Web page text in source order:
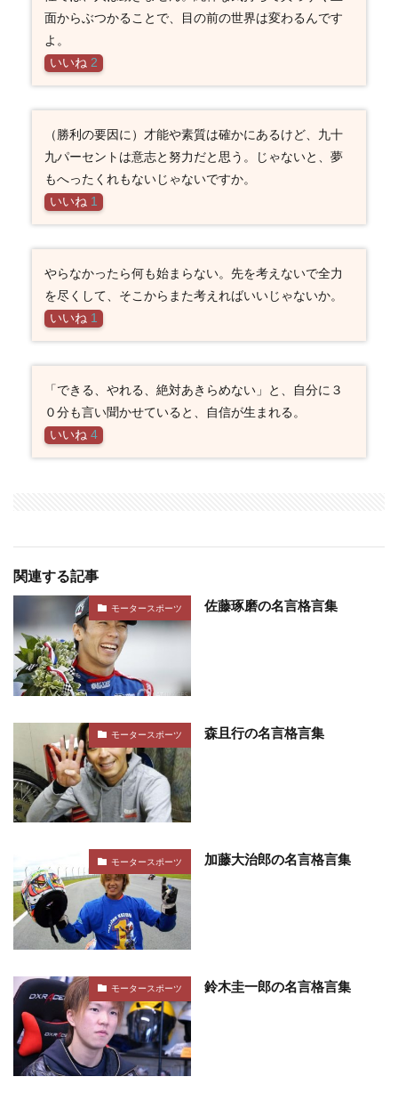
面からぶつかることで、目の前の世界は変わるんです
よ。
いいね 2
（勝利の要因に）才能や素質は確かにあるけど、九十
九パーセントは意志と努力だと思う。じゃないと、夢
もへったくれもないじゃないですか。
いいね 1
やらなかったら何も始まらない。先を考えないで全力
を尽くして、そこからまた考えればいいじゃないか。
いいね 1
「できる、やれる、絶対あきらめない」と、自分に３
０分も言い聞かせていると、自信が生まれる。
いいね 4
関連する記事
モータースポーツ 佐藤琢磨の名言格言集
モータースポーツ 森且行の名言格言集
モータースポーツ 加藤大治郎の名言格言集
モータースポーツ 鈴木圭一郎の名言格言集